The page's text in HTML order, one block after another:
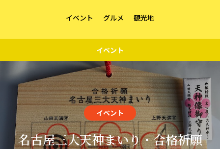
イベント グルメ 観光地
イベント
イベント
名古屋三大天神まいり・合格祈願